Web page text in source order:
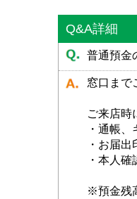
Q&A詳細
普通預金
窓口まで
ご来店時
・通帳
・お届出
・本人
※預金残